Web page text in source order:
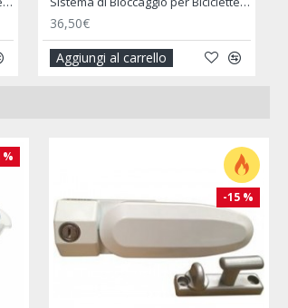
12,90€
Aggiungi al carrello